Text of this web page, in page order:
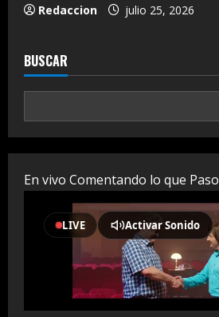
Redaccion julio 25, 2026
BUSCAR
En vivo Comentando lo que Paso